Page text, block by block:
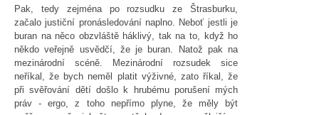
Pak, tedy zejména po rozsudku ze Štrasburku,
začalo justiční pronásledování naplno. Neboť jestli je
buran na něco obzvláště háklivý, tak na to, když ho
někdo veřejně usvědčí, že je buran. Natož pak na
mezinárodní scéně. Mezinárodní rozsudek sice
neříkal, že bych neměl platit výživné, zato říkal, že
při svěřování dětí došlo k hrubému porušení mých
práv - ergo, z toho nepřímo plyne, že měly být